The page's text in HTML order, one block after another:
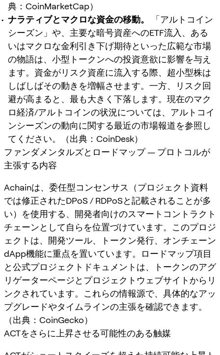
典：CoinMarketCap）
ナラティブとマクロな資金の移動。
「アルトコイン
シーズン」や、主要な暗号資産へのETF流入、ある
いはマクロな金利引き下げ期待といった広範な市場
の物語は、小型トークンへの投資意欲に影響を与え
ます。資金がリスク資産に流入する際、超小型株は
しばしばその動きを増幅させます。一方、リスク回
避が高まると、最も大きく下落します。現在のマク
ロ経済/アルトコインの状況については、アルトコイ
ンシーズンの動向に関する最近の市場報道を参照し
てください。（出典：CoinDesk）
ファンダメンタルズとロードマップ — プロトコルが
主張する内容
Achainは、委任型コンセンサス（プロジェクト資料
では修正されたDPoS / RDPoSと記載されることが多
い）を使用する、開発者向けのスマートコントラクト
チェーンとして自らを位置づけています。このプロジ
ェクトは、開発ツール、トークン発行、オンチェーン
dApp機能に重点を置いています。ロードマップ項目
と公式プロジェクトドキュメントは、トークンのアグ
リゲーターページとプロジェクトウェブサイトからリ
ンクされています。これらの情報源で、具体的なアッ
プグレードやタイムラインの主張を確認できます。
（出典：CoinGecko）
ACTをさらに上昇させる可能性のある触媒